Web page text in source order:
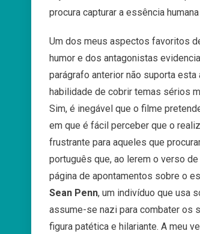
procura capturar a essência
Um dos meus aspectos favoritos
humor e dos antagonistas
parágrafo anterior não suporta esta
habilidade de cobrir temas sérios
Sim, é inegável que o filme
em que é fácil perceber que o
frustrante para aqueles que
português que, ao lerem o verso
página de apontamentos sobre o
Sean Penn, um indivíduo que usa
assume-se nazi para combater os
figura patética e hilariante. A meu